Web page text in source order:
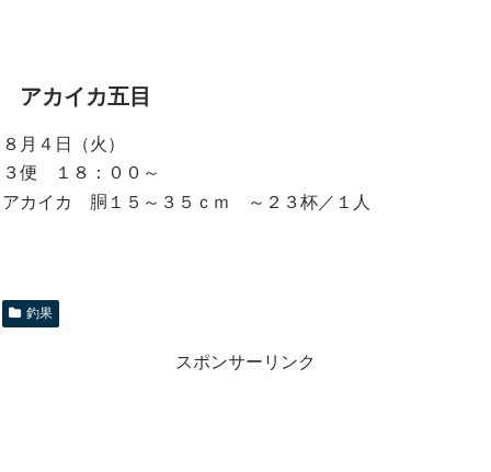
アカイカ五目
８月４日（火）
３便 １８：００～
アカイカ 胴１５～３５ｃｍ ～２３杯／１人
釣果
スポンサーリンク